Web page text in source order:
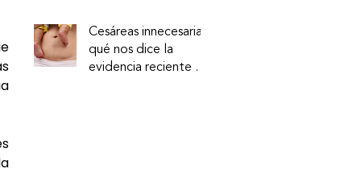
Cesáreas innecesarias:
qué nos dice la
evidencia reciente y